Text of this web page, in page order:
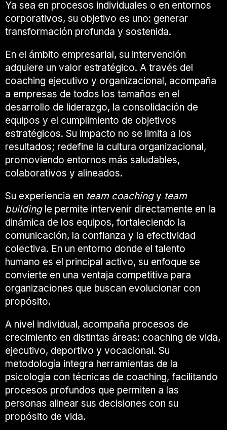
Ya sea en procesos individuales o en entornos
corporativos, su objetivo es uno: generar
transformación profunda y sostenida.
En el ámbito empresarial, su intervención
adquiere un valor estratégico. A través del
coaching ejecutivo y organizacional, acompaña
a empresas de todos los tamaños en el
desarrollo de liderazgo, la consolidación de
equipos y el cumplimiento de objetivos
estratégicos. Su impacto no se limita a los
resultados; redefine la cultura organizacional,
promoviendo entornos más saludables,
colaborativos y alineados.
Su experiencia en team coachingy team
buildingle permite intervenir directamente en la
dinámica de los equipos, fortaleciendo la
comunicación, la confianza y la efectividad
colectiva. En un entorno donde el talento
humano es el principal activo, su enfoque se
convierte en una ventaja competitiva para
organizaciones que buscan evolucionar con
propósito.
A nivel individual, acompaña procesos de
crecimiento en distintas áreas: coaching de vida,
ejecutivo, deportivo y vocacional. Su
metodología integra herramientas de la
psicología con técnicas de coaching, facilitando
procesos profundos que permiten a las
personas alinear sus decisiones con su
propósito de vida.